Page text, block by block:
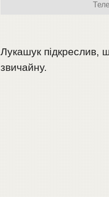
Лукашук підкреслив,
звичайну.